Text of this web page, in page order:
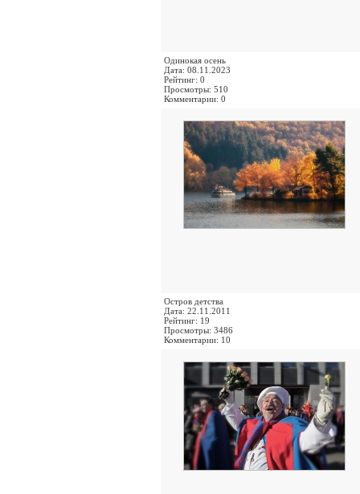
Одинокая осень
Дата: 08.11.2023
Рейтинг: 0
Просмотры: 510
Комментарии: 0
Остров детства
Дата: 22.11.2011
Рейтинг: 19
Просмотры: 3486
Комментарии: 10